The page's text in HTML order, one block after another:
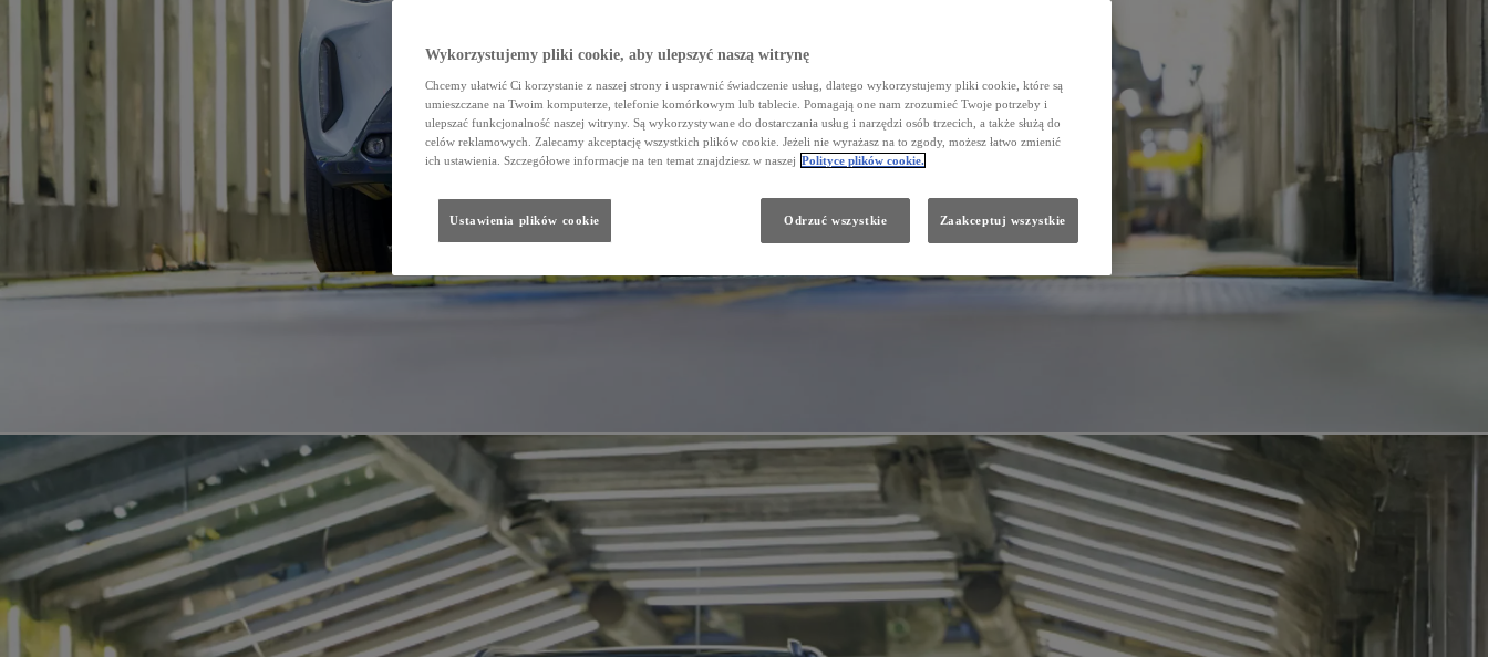
Wykorzystujemy pliki cookie, aby ulepszyć naszą witrynę
Chcemy ułatwić Ci korzystanie z naszej strony i usprawnić świadczenie usług, dlatego wykorzystujemy pliki cookie, które są
umieszczane na Twoim komputerze, telefonie komórkowym lub tablecie. Pomagają one nam zrozumieć Twoje potrzeby i
ulepszać funkcjonalność naszej witryny. Są wykorzystywane do dostarczania usług i narzędzi osób trzecich, a także służą do
celów reklamowych. Zalecamy akceptację wszystkich plików cookie. Jeżeli nie wyrażasz na to zgody, możesz łatwo zmienić
ich ustawienia. Szczegółowe informacje na ten temat znajdziesz w naszej Polityce plików cookie.
Ustawienia plików cookie Odrzuć wszystkie Zaakceptuj wszystkie